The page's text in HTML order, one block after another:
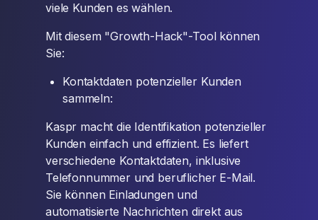
viele Kunden es wählen.
Mit diesem "Growth-Hack"-Tool können
Sie:
Kontaktdaten potenzieller Kunden
sammeln:
Kaspr macht die Identifikation potenzieller
Kunden einfach und effizient. Es liefert
verschiedene Kontaktdaten, inklusive
Telefonnummer und beruflicher E-Mail.
Sie können Einladungen und
automatisierte Nachrichten direkt aus